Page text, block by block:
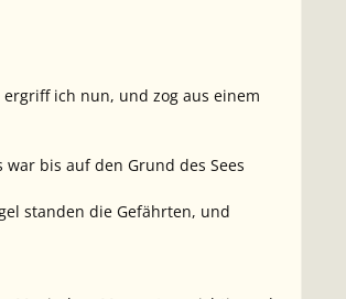
ich nun, und zog aus einem
bis auf den Grund des Sees
standen die Gefährten, und